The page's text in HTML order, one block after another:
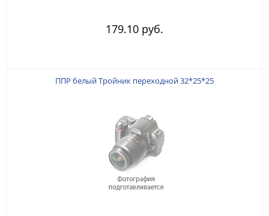
179.10 руб.
ППР белый Тройник переходной 32*25*25